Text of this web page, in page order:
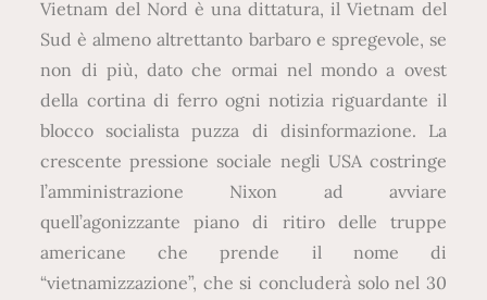
Vietnam del Nord è una dittatura, il Vietnam del
Sud è almeno altrettanto barbaro e spregevole, se
non di più, dato che ormai nel mondo a ovest
della cortina di ferro ogni notizia riguardante il
blocco socialista puzza di disinformazione. La
crescente pressione sociale negli USA costringe
l’amministrazione Nixon ad avviare
quell’agonizzante piano di ritiro delle truppe
americane che prende il nome di
“vietnamizzazione”, che si concluderà solo nel 30